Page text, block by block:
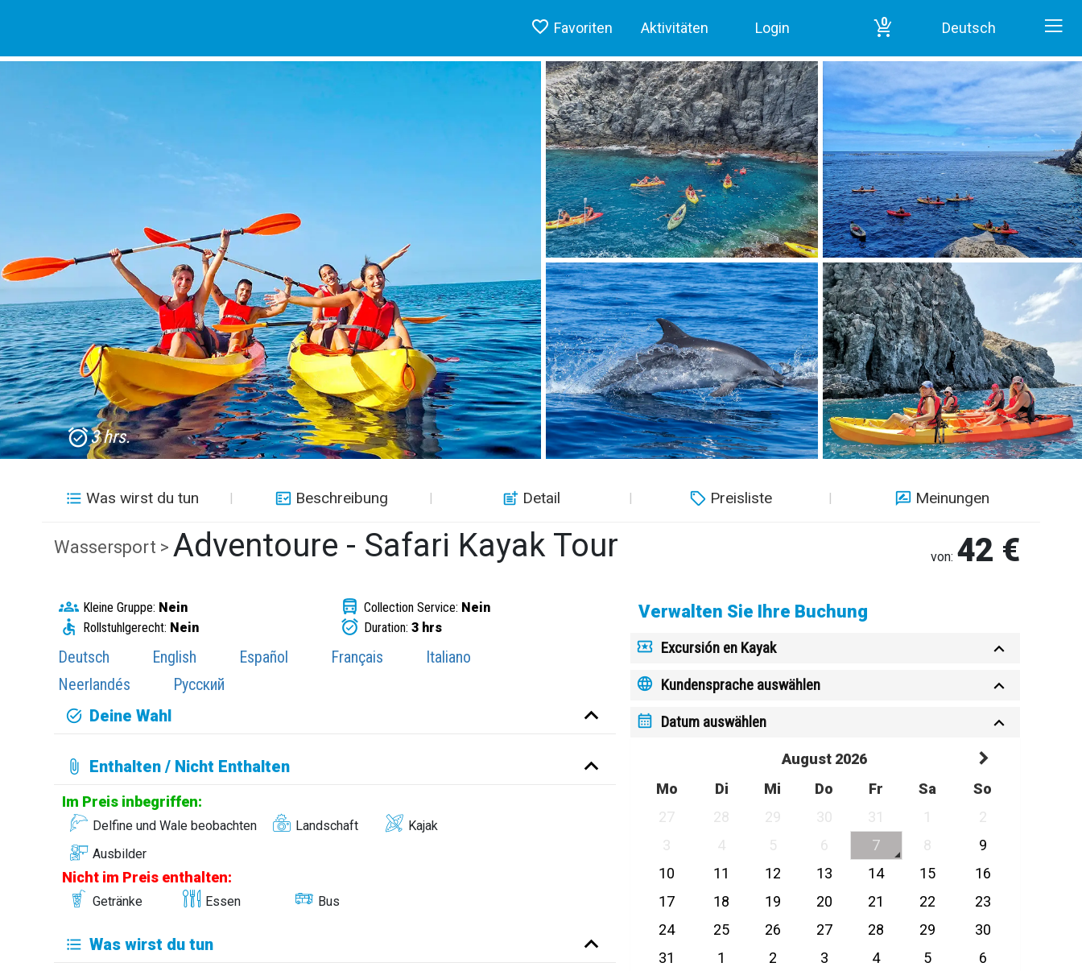
Favoriten Aktivitäten Login 0 Deutsch
3 hrs.
Was wirst du tun Beschreibung Detail Preisliste Meinungen
Wassersport > Adventoure - Safari Kayak Tour von: 42 €
Kleine Gruppe: Nein Collection Service: Nein
Rollstuhlgerecht: Nein Duration: 3 hrs
Deutsch English Español Français
Italiano
Neerlandés
Русский
Deine Wahl
Enthalten / Nicht Enthalten
Im Preis inbegriffen:
Delfine und Wale beobachten Landschaft
Kajak
Ausbilder
Nicht im Preis enthalten:
Getränke Essen Bus
Was wirst du tun
Verwalten Sie Ihre Buchung
Excursión en Kayak
Kundensprache auswählen
Datum auswählen
August 2026
Mo
Di Mi Do Fr Sa
So
27
28 29 30 31 1
2
3
4 5 6 7 8
9
10
11 12 13 14 15
16
17
18 19 20 21 22
23
24
25 26 27 28 29
30
31
1 2 3 4 5 6